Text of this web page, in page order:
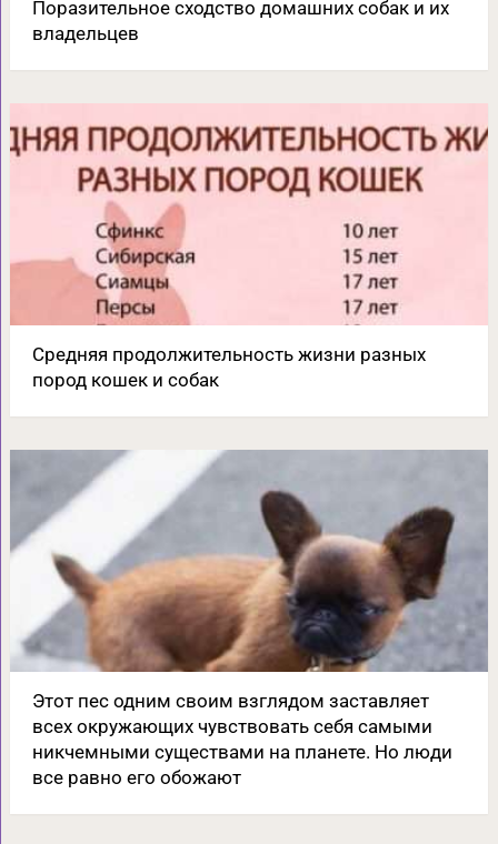
Поразительное сходство домашних собак и их
владельцев
Средняя продолжительность жизни разных
пород кошек и собак
Этот пес одним своим взглядом заставляет
всех окружающих чувствовать себя самыми
никчемными существами на планете. Но люди
все равно его обожают